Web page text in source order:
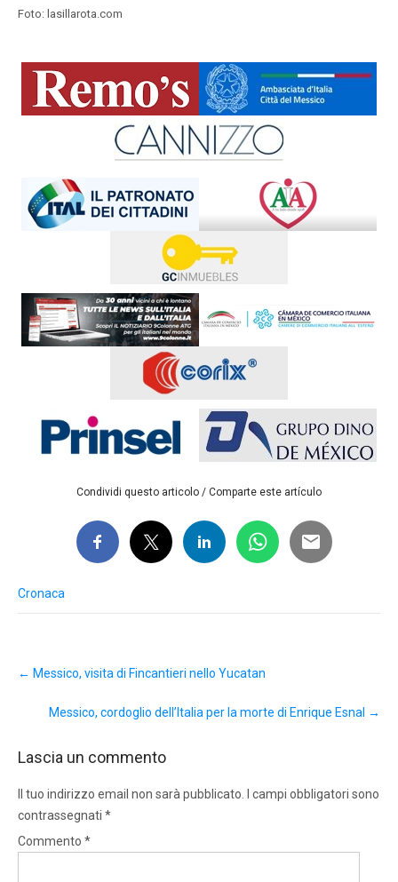
Foto: lasillarota.com
Condividi questo articolo / Comparte este artículo
Cronaca
navigation
← Messico, visita di Fincantieri nello Yucatan
Messico, cordoglio dell’Italia per la morte di Enrique Esnal →
Lascia un commento
Il tuo indirizzo email non sarà pubblicato.
I campi obbligatori sono
contrassegnati *
Commento *